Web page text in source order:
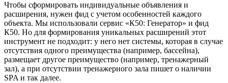
Чтобы сформировать индивидуальные объявления и
расширения, нужен фид с учетом особенностей каждого
объекта. Мы использовали сервис «К50: Генератор» и фид
К50. Но для формирования уникальных расширений этот
инструмент не подходит: у него нет системы, которая в случае
отсутствия одного преимущества (например, бассейна),
размещает другое преимущество (например, тренажерный
зал), а при отсутствии тренажерного зала пишет о наличии
SPA и так далее.